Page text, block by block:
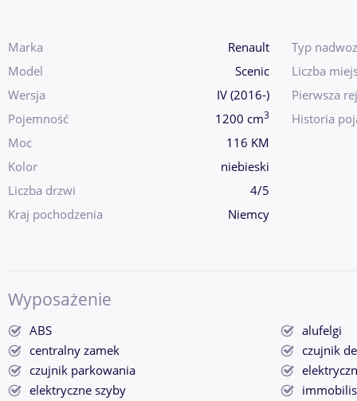
Marka
Renault
Model
Scenic
Wersja
IV (2016-)
Pojemność
1200 cm3
Moc
116 KM
Kolor
niebieski
Liczba drzwi
4/5
Kraj pochodzenia
Niemcy
Typ
Liczba
Pierwsza
Historia
Wyposażenie
ABS
alufelgi
centralny zamek
czujnik
czujnik parkowania
elektryczne szyby